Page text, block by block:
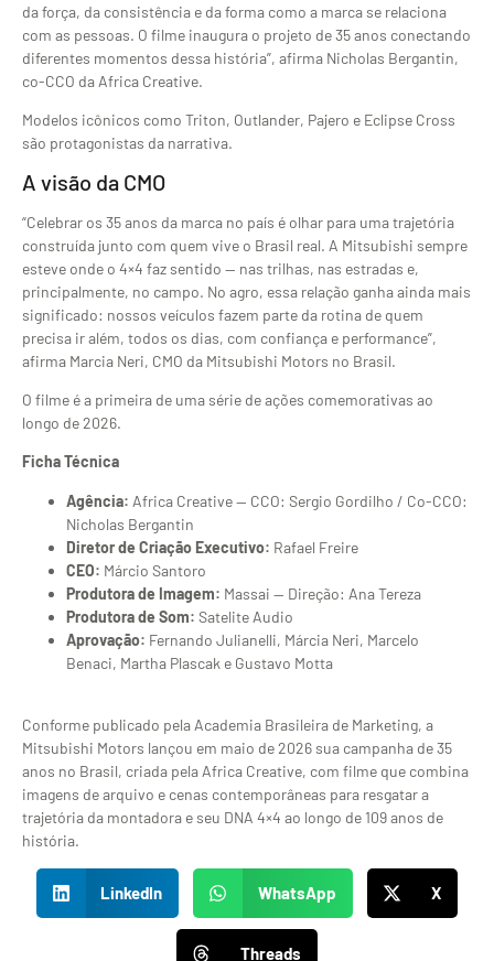
da força, da consistência e da forma como a marca se relaciona
com as pessoas. O filme inaugura o projeto de 35 anos conectando
diferentes momentos dessa história”, afirma Nicholas Bergantin,
co-CCO da Africa Creative.
Modelos icônicos como Triton, Outlander, Pajero e Eclipse Cross
são protagonistas da narrativa.
A visão da CMO
“Celebrar os 35 anos da marca no país é olhar para uma trajetória
construída junto com quem vive o Brasil real. A Mitsubishi sempre
esteve onde o 4×4 faz sentido — nas trilhas, nas estradas e,
principalmente, no campo. No agro, essa relação ganha ainda mais
significado: nossos veículos fazem parte da rotina de quem
precisa ir além, todos os dias, com confiança e performance”,
afirma Marcia Neri, CMO da Mitsubishi Motors no Brasil.
O filme é a primeira de uma série de ações comemorativas ao
longo de 2026.
Ficha Técnica
Agência: Africa Creative — CCO: Sergio Gordilho / Co-CCO:
Nicholas Bergantin
Diretor de Criação Executivo: Rafael Freire
CEO: Márcio Santoro
Produtora de Imagem: Massai — Direção: Ana Tereza
Produtora de Som: Satelite Audio
Aprovação: Fernando Julianelli, Márcia Neri, Marcelo
Benaci, Martha Plascak e Gustavo Motta
Conforme publicado pela Academia Brasileira de Marketing, a
Mitsubishi Motors lançou em maio de 2026 sua campanha de 35
anos no Brasil, criada pela Africa Creative, com filme que combina
imagens de arquivo e cenas contemporâneas para resgatar a
trajetória da montadora e seu DNA 4×4 ao longo de 109 anos de
história.
LinkedIn WhatsApp X
Threads